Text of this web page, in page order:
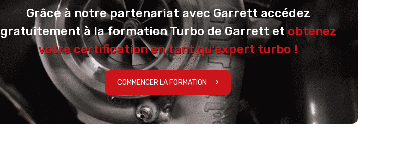
Grâce à notre partenariat avec Garrett accédez
gratuitement à la formation Turbo de Garrett etobtenez
votre certification en tant qu'expert turbo !
COMMENCER LA FORMATION